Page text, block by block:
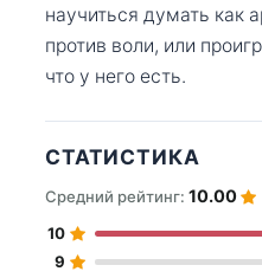
научиться думать как
против воли, или
что у него есть.
СТАТИСТИКА
Средний рейтинг: 10.00
10
9